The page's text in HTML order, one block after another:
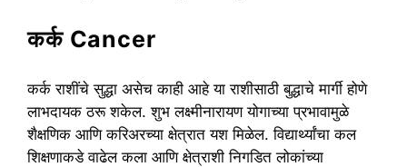
कर्क Cancer
कर्क राशींचे सुद्धा असेच काही आहे या राशीसाठी बुद्धाचे मार्गी होणे
लाभदायक ठरू शकेल. शुभ लक्ष्मीनारायण योगाच्या प्रभावामुळे
शैक्षणिक आणि करिअरच्या क्षेत्रात यश मिळेल. विद्यार्थ्यांचा कल
शिक्षणाकडे वाढेल कला आणि क्षेत्राशी निगडित लोकांच्या